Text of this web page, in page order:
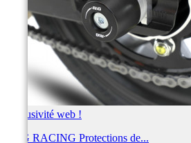
Exclusivité web !
R&G RACING Protections de...